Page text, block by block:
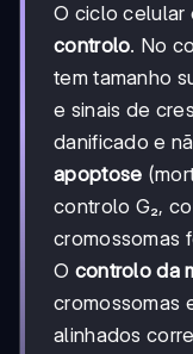
O ciclo
controlo. No
tem tamanho
e sinais de
danificado e
apoptose
controlo G₂,
cromossomas
O controlo da
cromossomas
alinhados